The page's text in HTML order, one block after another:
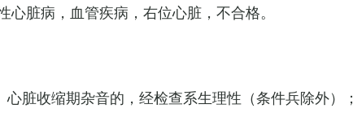
心脏病，血管疾病，右位心脏，不合格。
心脏收缩期杂音的，经检查系生理性（条件兵除外）；